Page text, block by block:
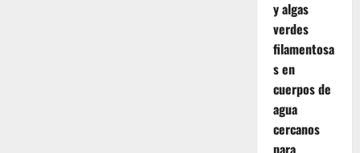
y algas
verdes
filamentosa
s en
cuerpos de
agua
cercanos
para